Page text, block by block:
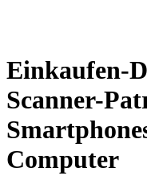
Einkaufen-
Scanner-
Computer